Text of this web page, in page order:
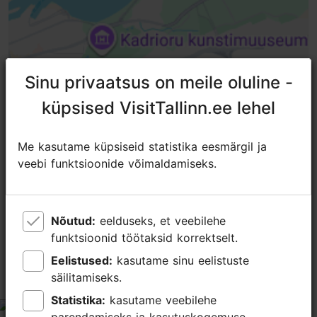
TripAdvisori® hinnangud ja
arvustused
tripadvisor rating 4.4 of 5
põhineb275 hinnangul
Fantastic location architecture and the
food and services even better
tripadvisor rating 5 of 5
Sinu privaatsus on meile oluline -
küpsised VisitTallinn.ee lehel
Me kasutame küpsiseid statistika eesmärgil ja
veebi funktsioonide võimaldamiseks.
Nõutud:
funktsioonid töötaksid korrektselt.
Eelistused:
säilitamiseks.
Statistika:
Sinu privaatsus on meile oluline -
küpsised VisitTallinn.ee lehel
Me kasutame küpsiseid statistika eesmärgil ja
veebi funktsioonide võimaldamiseks.
Nõutud:
funktsioonid töötaksid korrektselt.
Eelistused:
säilitamiseks.
Statistika: